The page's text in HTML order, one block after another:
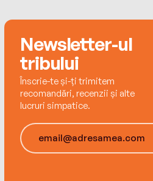
Newsletter-ul
tribului
Înscrie-te și-ți trimitem
recomandări, recenzii și alte
lucruri simpatice.